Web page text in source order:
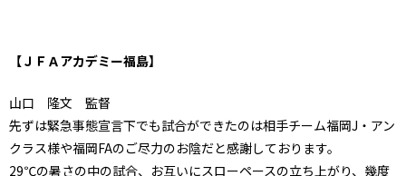
【ＪＦＡアカデミー福島】
山口 隆文 監督
先ずは緊急事態宣言下でも試合ができたのは相手チーム福岡J・アン
クラス様や福岡FAのご尽力のお陰だと感謝しております。
29℃の暑さの中の試合、お互いにスローペースの立ち上がり、幾度